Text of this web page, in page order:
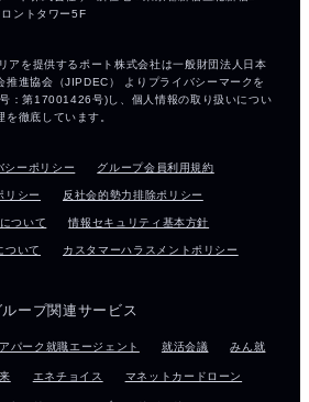
シーポリシー グループ会員利用規約
リシー 反社会的勢力排除ポリシー
ついて 情報セキュリティ基本方針
ついて カスタマーハラスメントポリシー